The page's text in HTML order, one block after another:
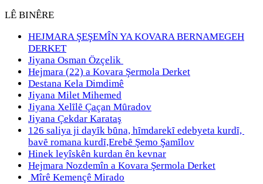
LÊ BINÊRE
HEJMARA ŞEŞEMÎN YA KOVARA BERNAMEGEH
DERKET
Jiyana Osman Özçelik
Hejmara (22) a Kovara Şermola Derket
Destana Kela Dimdimê
Jiyana Milet Mihemed
Jiyana Xelȋlȇ Çaçan Mȗradov
Jiyana Çekdar Karataş
126 saliya ji dayȋk bȗna, hȋmdarekȋ edebyeta kurdȋ,
bavȇ romana kurdȋ,Erebȇ Şemo Şamȋlov
Hinek leyîskên kurdan ên kevnar
Hejmara Nozdemîn a Kovara Şermola Derket
Mîrê Kemençê Mirado